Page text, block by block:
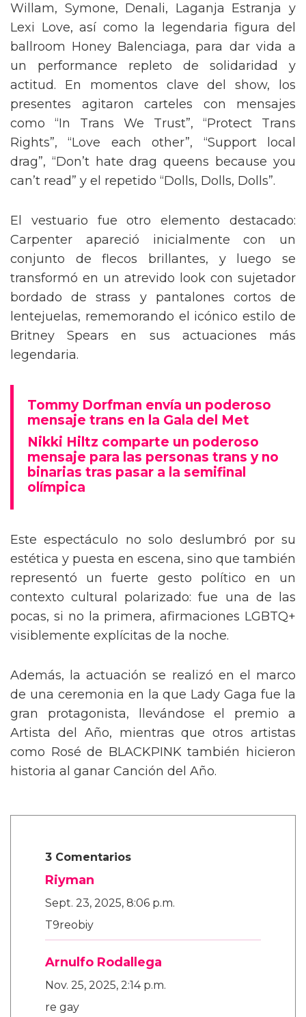
Willam, Symone, Denali, Laganja Estranja y
Lexi Love, así como la legendaria figura del
ballroom Honey Balenciaga, para dar vida a
un performance repleto de solidaridad y
actitud. En momentos clave del show, los
presentes agitaron carteles con mensajes
como “In Trans We Trust”, “Protect Trans
Rights”, “Love each other”, “Support local
drag”, “Don’t hate drag queens because you
can’t read” y el repetido “Dolls, Dolls, Dolls”.
El vestuario fue otro elemento destacado:
Carpenter apareció inicialmente con un
conjunto de flecos brillantes, y luego se
transformó en un atrevido look con sujetador
bordado de strass y pantalones cortos de
lentejuelas, rememorando el icónico estilo de
Britney Spears en sus actuaciones más
legendaria.
Tommy Dorfman envía un poderoso
mensaje trans en la Gala del Met
Nikki Hiltz comparte un poderoso
mensaje para las personas trans y no
binarias tras pasar a la semifinal
olímpica
Este espectáculo no solo deslumbró por su
estética y puesta en escena, sino que también
representó un fuerte gesto político en un
contexto cultural polarizado: fue una de las
pocas, si no la primera, afirmaciones LGBTQ+
visiblemente explícitas de la noche.
Además, la actuación se realizó en el marco
de una ceremonia en la que Lady Gaga fue la
gran protagonista, llevándose el premio a
Artista del Año, mientras que otros artistas
como Rosé de BLACKPINK también hicieron
historia al ganar Canción del Año.
3 Comentarios
Riyman
Sept. 23, 2025, 8:06 p.m.
T9reobiy
Arnulfo Rodallega
Nov. 25, 2025, 2:14 p.m.
re gay